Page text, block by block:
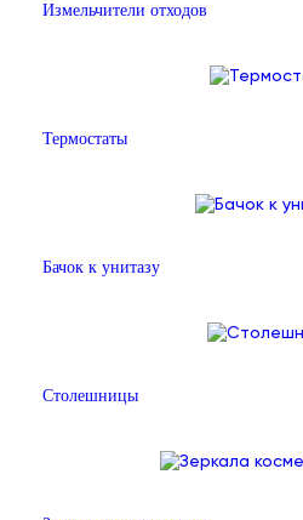
Измельчители отходов
Термостаты
Бачок к унитазу
Столешницы